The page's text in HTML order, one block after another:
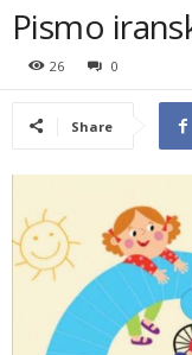
Pismo
26 0
Share